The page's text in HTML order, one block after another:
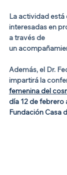
La actividad está
interesadas en
a través de
un
Además, el Dr.
impartirá la
femenina del
día 12 de febrero
Fundación Casa